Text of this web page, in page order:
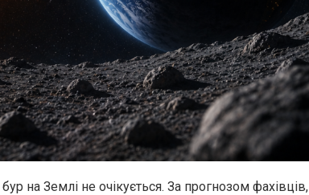
на Землі не очікується. За прогнозом фахівців,